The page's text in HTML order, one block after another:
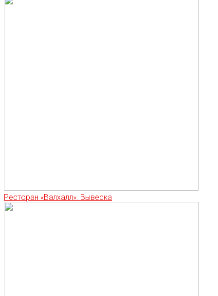
Ресторан «Валхалл». Вывеска